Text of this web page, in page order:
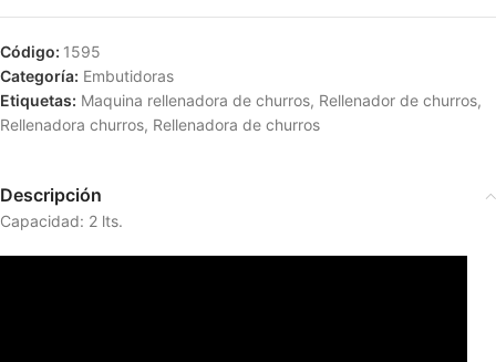
Código: 1595
Categoría: Embutidoras
Etiquetas: Maquina rellenadora de churros, Rellenador de churros,
Rellenadora churros, Rellenadora de churros
Descripción
Capacidad: 2 lts.